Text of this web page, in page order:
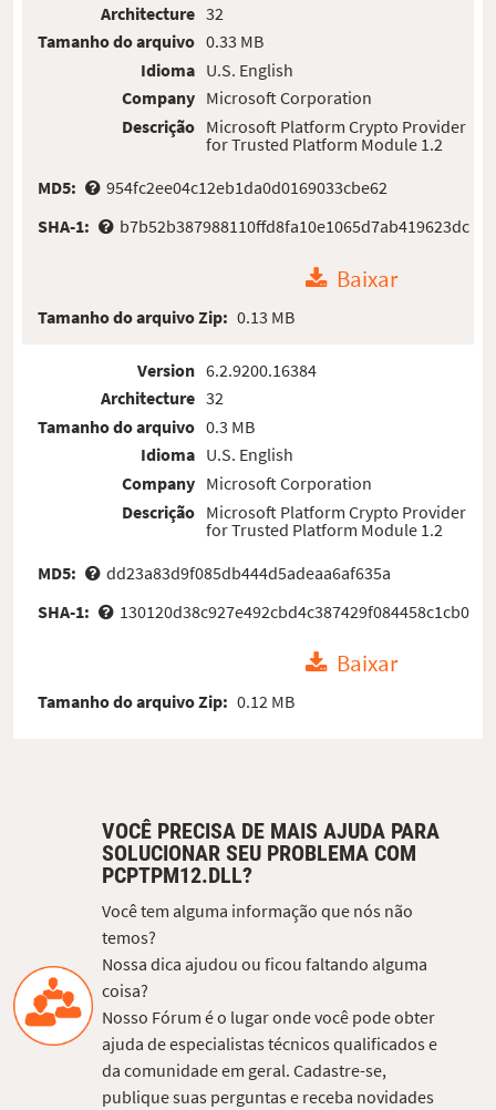
Architecture
Tamanho do arquivo
Idioma
Company
Descrição
32
0.33 MB
U.S. English
Microsoft Corporation
Microsoft Platform Crypto Provider
for Trusted Platform Module 1.2
MD5:
954fc2ee04c12eb1da0d0169033cbe62
SHA-1:
b7b52b387988110ffd8fa10e1065d7ab419623dc
Baixar
Tamanho do arquivo Zip: 0.13 MB
Version
Architecture
Tamanho do arquivo
Idioma
Company
Descrição
6.2.9200.16384
32
0.3 MB
U.S. English
Microsoft Corporation
Microsoft Platform Crypto Provider
for Trusted Platform Module 1.2
MD5:
dd23a83d9f085db444d5adeaa6af635a
SHA-1:
130120d38c927e492cbd4c387429f084458c1cb0
Baixar
Tamanho do arquivo Zip: 0.12 MB
VOCÊ PRECISA DE MAIS AJUDA PARA
SOLUCIONAR SEU PROBLEMA COM
PCPTPM12.DLL?
Você tem alguma informação que nós não
temos?
Nossa dica ajudou ou ficou faltando alguma
coisa?
Nosso Fórum é o lugar onde você pode obter
ajuda de especialistas técnicos qualificados e
da comunidade em geral. Cadastre-se,
publique suas perguntas e receba novidades